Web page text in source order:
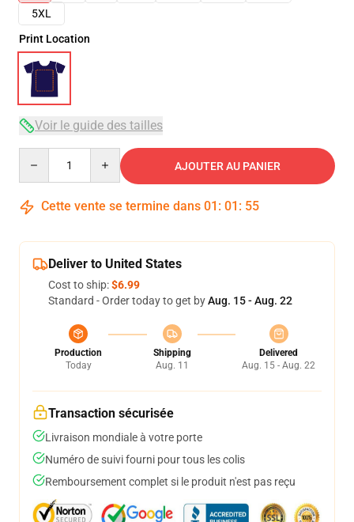
5XL
Print Location
Voir le guide des tailles
AJOUTER AU PANIER
Cette vente se termine dans 01 : 01 : 54
Deliver to United States
Cost to ship:$6.99
Standard - Order today to get byAug. 15 - Aug. 22
Production
Today
Shipping
Aug. 11
Delivered
Aug. 15 - Aug. 22
Transaction sécurisée
Livraison mondiale à votre porte
Numéro de suivi fourni pour tous les colis
Remboursement complet si le produit n'est pas reçu